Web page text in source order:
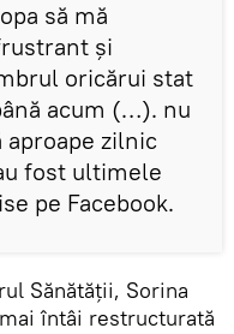
să mă
şi
oricărui stat
acum (…). nu
aproape zilnic
fost ultimele
pe Facebook.
Sănătăţii, Sorina
întâi restructurată